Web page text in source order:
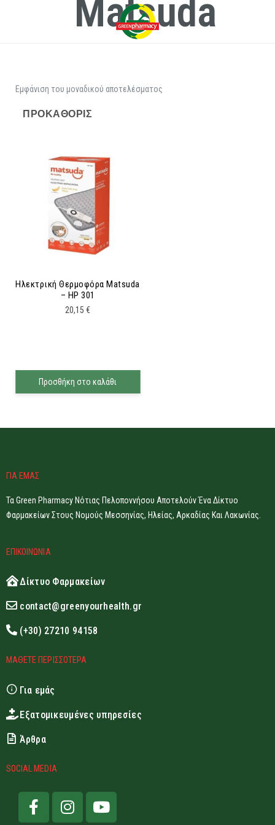
Matsuda
Εμφάνιση του μοναδικού αποτελέσματος
Ηλεκτρική Θερμοφόρα Matsuda
– HP 301
20,15€
Προσθήκη στο καλάθι
ΓΙΑ ΕΜΑΣ
Τα Green Pharmacy Νότιας Πελοποννήσου Αποτελούν Ένα Δίκτυο
Φαρμακείων Στους Νομούς Μεσσηνίας, Ηλείας, Αρκαδίας Και Λακωνίας.
ΕΠΙΚΟΙΝΩΝΙΑ
Δίκτυο Φαρμακείων
contact@greenyourhealth.gr
(+30) 27210 94158
ΜΑΘΕΤΕ ΠΕΡΙΣΣΟΤΕΡΑ
Για εμάς
Εξατομικευμένες υπηρεσίες
Άρθρα
SOCIAL MEDIA